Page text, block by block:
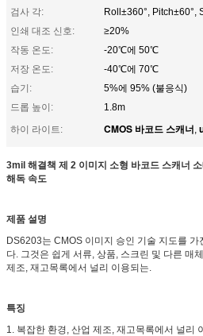
검사 각:
Roll±360°, Pitch±60°,
인쇄 대조 신호:
≥20%
작동 온도:
-20℃에 50℃
저장 온도:
-40℃에 70℃
습기:
5%에 95% (불응식)
드롭 높이:
1.8m
하이 라이트:
CMOS 바코드 스캐너,
3mil 해결책 제 2 이미지 소형 바코드 스캐너
해독 속도
제품 설명
DS6203는 CMOS 이미지 승인 기술 지도를
다. 그것은 쉽게 서류, 상품, 스크린 및 다른 매
제조, 재고목록에서 널리 이용되는.
특징
1. 복잡한 환경, 산업 제조, 재고목록에서 널리